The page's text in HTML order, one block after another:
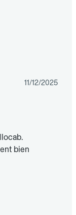
11/12/2025
bien